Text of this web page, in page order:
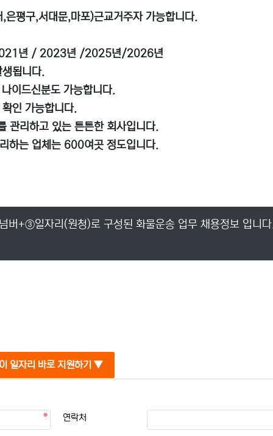
평구,서대문,마포)근교거주자 가능합니다.
년 / 2023년 /2025년/2026년
됩니다.
이드신분도 가능합니다.
인 가능합니다.
관리하고 있는 튼튼한 회사입니다.
하는 업체는 600여곳 정도입니다.
+③일자리(원청)로 구성된 화물운송 업무 채용정보 입니
일자리 바로 지원하기 ▼
연락처